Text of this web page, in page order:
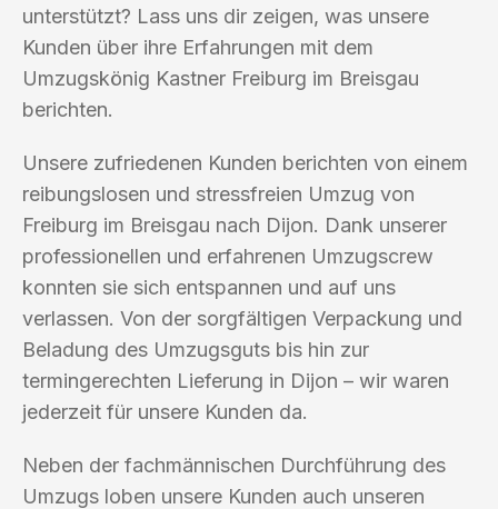
unterstützt? Lass uns dir zeigen, was unsere
Kunden über ihre Erfahrungen mit dem
Umzugskönig Kastner Freiburg im Breisgau
berichten.
Unsere zufriedenen Kunden berichten von einem
reibungslosen und stressfreien Umzug von
Freiburg im Breisgau nach Dijon. Dank unserer
professionellen und erfahrenen Umzugscrew
konnten sie sich entspannen und auf uns
verlassen. Von der sorgfältigen Verpackung und
Beladung des Umzugsguts bis hin zur
termingerechten Lieferung in Dijon – wir waren
jederzeit für unsere Kunden da.
Neben der fachmännischen Durchführung des
Umzugs loben unsere Kunden auch unseren